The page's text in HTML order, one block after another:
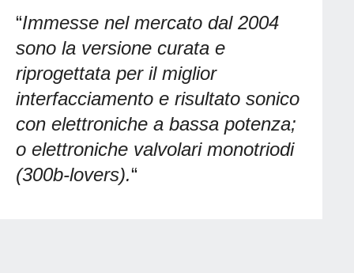
“Immesse nel mercato dal 2004
sono la versione curata e
riprogettata per il miglior
interfacciamento e risultato sonico
con elettroniche a bassa potenza;
o elettroniche valvolari monotriodi
(300b-lovers).“